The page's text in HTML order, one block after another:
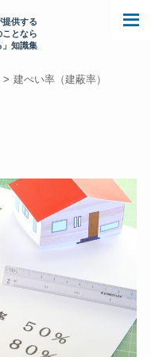
供する
ことなら
」知識集
建ぺい率（建蔽率）